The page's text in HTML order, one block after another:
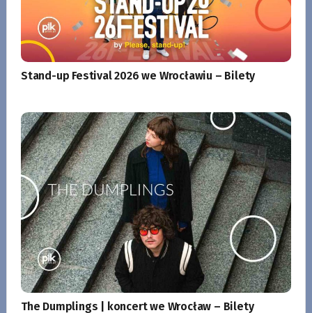
Stand-up Festival 2026 we Wrocławiu – Bilety
The Dumplings | koncert we Wrocław – Bilety